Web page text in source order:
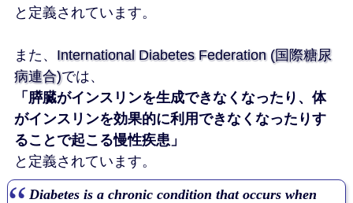
と定義されています。
また、 International Diabetes Federation (国際糖尿
病連合)では、
「膵臓がインスリンを生成できなくなったり、体
がインスリンを効果的に利用できなくなったりす
ることで起こる慢性疾患」
と定義されています。
Diabetes is a chronic condition that occurs when